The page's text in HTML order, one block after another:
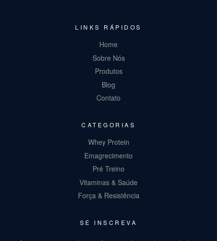
LINKS RÁPIDOS
Home
Sobre Nós
Produtos
Blog
Contato
CATEGORIAS
Whey Protein
Emagrecimento
Pré Treino
Vitaminas & Saúde
Força & Resistência
SE INSCREVA